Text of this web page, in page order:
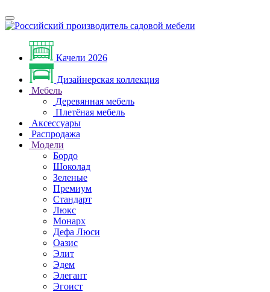
Качели 2026
Дизайнерская коллекция
Мебель
Деревянная мебель
Плетёная мебель
Аксессуары
Распродажа
Модели
Бордо
Шоколад
Зеленые
Премиум
Стандарт
Люкс
Монарх
Дефа Люси
Оазис
Элит
Эдем
Элегант
Эгоист